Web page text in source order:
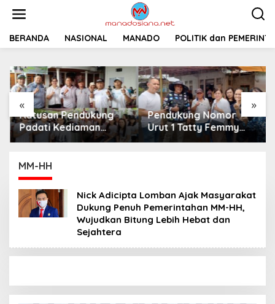
t
BERANDA NASIONAL MANADO POLITIK dan
« »
Ratusan Pendukung
Padati Kediaman
Cristy Toar Nomor
Dukungan Penuh
Kepada Calon Hukum
Tua Walantakan
Pendukung Nomor
Urut 1 Tatty Femmy
Pangkey Berikan
MM-HH
Nick Adicipta Lomban Ajak Masyarakat
Dukung Penuh Pemerintahan MM-HH,
Wujudkan Bitung Lebih Hebat dan
Sejahtera